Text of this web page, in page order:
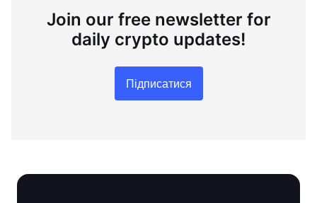
Join our free newsletter for
daily crypto updates!
Підписатися